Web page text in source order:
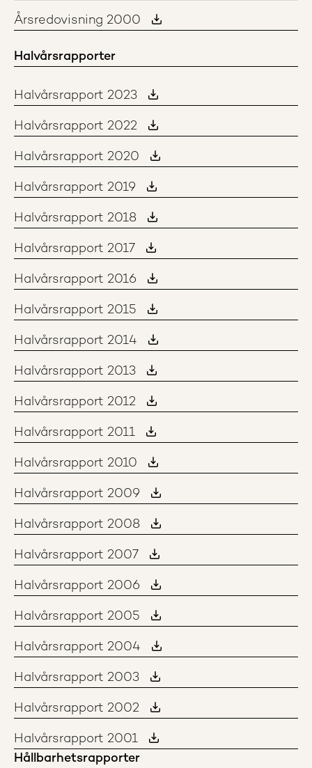
Årsredovisning 2000
Halvårsrapporter
Halvårsrapport 2023
Halvårsrapport 2022
Halvårsrapport 2020
Halvårsrapport 2019
Halvårsrapport 2018
Halvårsrapport 2017
Halvårsrapport 2016
Halvårsrapport 2015
Halvårsrapport 2014
Halvårsrapport 2013
Halvårsrapport 2012
Halvårsrapport 2011
Halvårsrapport 2010
Halvårsrapport 2009
Halvårsrapport 2008
Halvårsrapport 2007
Halvårsrapport 2006
Halvårsrapport 2005
Halvårsrapport 2004
Halvårsrapport 2003
Halvårsrapport 2002
Halvårsrapport 2001
Hållbarhetsrapporter